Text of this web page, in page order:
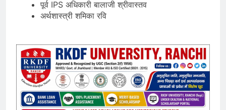
पूर्व IPS अधिकारी बालाजी श्रीवास्तव
अर्थशास्त्री शमिका रवि